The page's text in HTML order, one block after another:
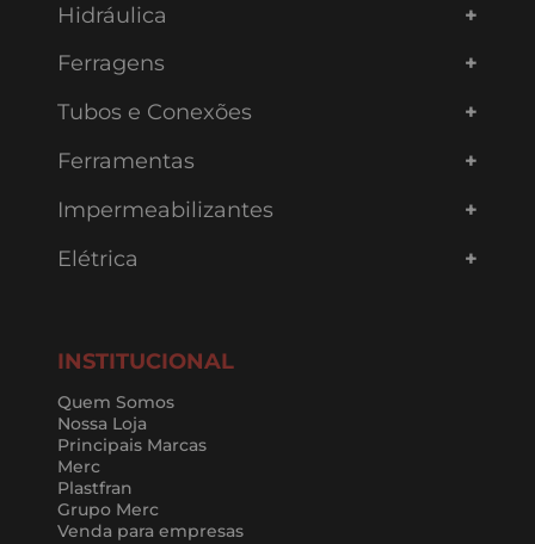
Hidráulica
Ferragens
Tubos e Conexões
Ferramentas
Impermeabilizantes
Elétrica
INSTITUCIONAL
Quem Somos
Nossa Loja
Principais Marcas
Merc
Plastfran
Grupo Merc
Venda para empresas